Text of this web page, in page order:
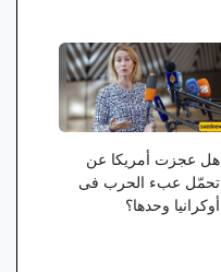
هل عجزت أمریکا عن
تحمّل عبء الحرب فی
أوکرانیا وحدها؟